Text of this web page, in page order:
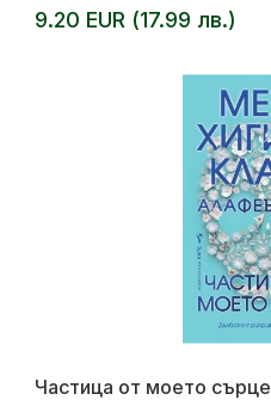
9.20 EUR (17.99 лв.)
Частица от моето сърце